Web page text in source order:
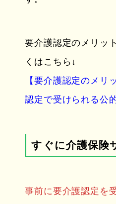
要介護認定のメリッ
くはこちら↓
【要介護認定のメリ
認定で受けられる公
すぐに介護保険
事前に要介護認定を